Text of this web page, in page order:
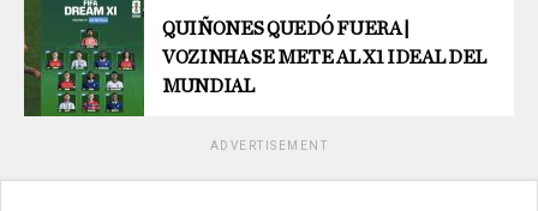
QUIÑONES QUEDÓ FUERA |
VOZINHA SE METE AL X1 IDEAL DEL
MUNDIAL
ADVERTISEMENT